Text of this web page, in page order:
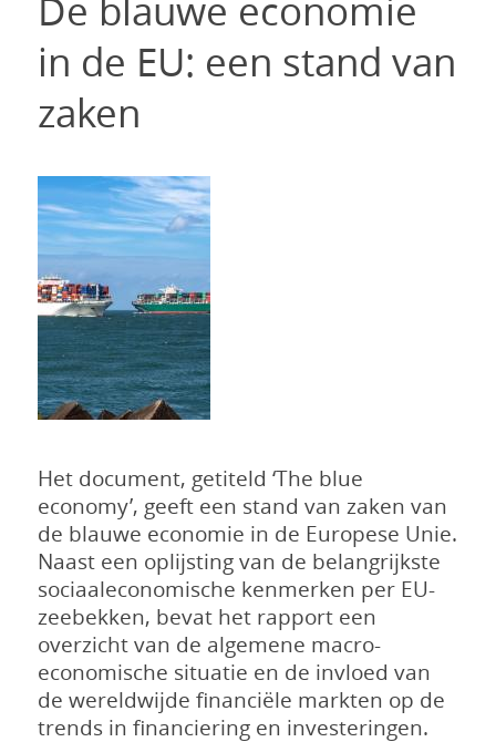
De blauwe economie
in de EU: een stand van
zaken
Het document, getiteld ‘The blue
economy’, geeft een stand van zaken van
de blauwe economie in de Europese Unie.
Naast een oplijsting van de belangrijkste
sociaaleconomische kenmerken per EU-
zeebekken, bevat het rapport een
overzicht van de algemene macro-
economische situatie en de invloed van
de wereldwijde financiële markten op de
trends in financiering en investeringen.